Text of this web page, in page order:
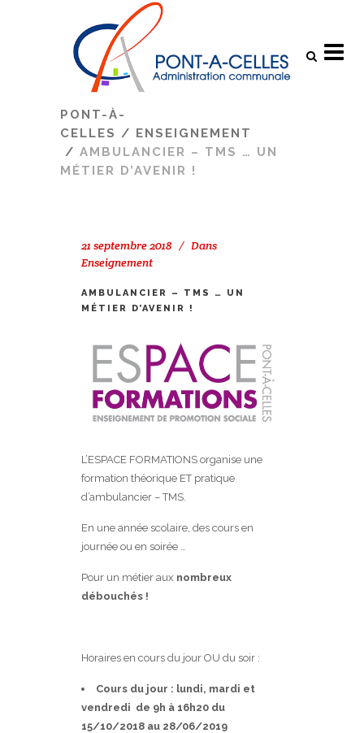
PONT-À-
CELLES / ENSEIGNEMENT
/ AMBULANCIER – TMS … UN
MÉTIER D’AVENIR !
21 septembre 2018
Dans
Enseignement
AMBULANCIER – TMS … UN
MÉTIER D’AVENIR !
L’ESPACE FORMATIONS organise une
formation théorique ET pratique
d’ambulancier – TMS.
En une année scolaire, des cours en
journée ou en soirée …
Pour un métier aux nombreux
débouchés !
Horaires en cours du jour OU du soir :
Cours du jour : lundi, mardi et
vendredi de 9h à 16h20 du
15/10/2018 au 28/06/2019